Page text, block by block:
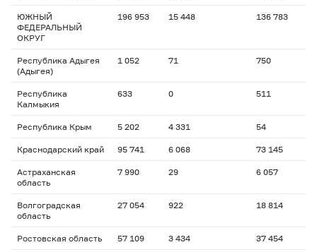
ЮЖНЫЙ
ФЕДЕРАЛЬНЫЙ
ОКРУГ
196 953 15 448 136 783
Республика Адыгея
(Адыгея)
1 052 71 750
Республика
Калмыкия
633 0 511
Республика Крым 5 202 4 331 54
Краснодарский край 95 741 6 068 73 145
Астраханская
область
7 990 29 6 057
Волгоградская
область
27 054 922 18 814
Ростовская область 57 109 3 434 37 454